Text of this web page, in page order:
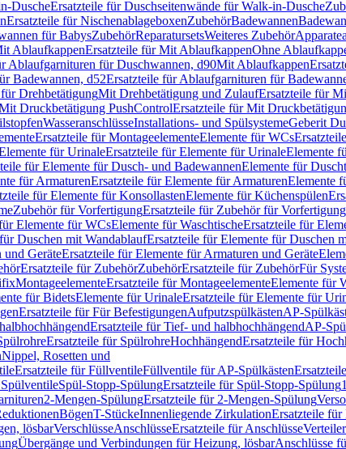
DuscheErsatzteile für Duschseitenwände für Walk-in-Dusche
Ersatzteile für NischenablageboxenZubehörBadewannen
für BabysZubehörReparatursetsWeiteres Zubehör
AblaufkappenErsatzteile für Mit AblaufkappenOhne
Ablaufgarnituren für Duschwannen, d90Mit Ablaufkappen
Badewannen, d52Ersatzteile für Ablaufgarnituren für
DrehbetätigungMit Drehbetätigung und ZulaufErsatzteile für
Druckbetätigung PushControlErsatzteile für Mit
WasseranschlüsseInstallations- und SpülsystemeGeberit
Ersatzteile für MontageelementeElemente für WCs
für UrinaleErsatzteile für Elemente für UrinaleElemente
für Elemente für Dusch- und BadewannenElemente für
für ArmaturenErsatzteile für Elemente für ArmaturenElemente
für Elemente für KonsollastenElemente für Küchenspülen
Zubehör für VorfertigungErsatzteile für Zubehör für Vorfertigung
Elemente für WCsElemente für WaschtischeErsatzteile für
Duschen mit WandablaufErsatzteile für Elemente für Duschen
und GeräteErsatzteile für Elemente für Armaturen und Geräte
Ersatzteile für ZubehörZubehörErsatzteile für ZubehörFür
MontageelementeErsatzteile für MontageelementeElemente für
für BidetsElemente für UrinaleErsatzteile für Elemente für
Ersatzteile für Für BefestigungenAufputzspülkästenAP-
Ersatzteile für Tief- und halbhochhängendAP-
Ersatzteile für SpülrohreHochhängendErsatzteile für
Nippel, Rosetten und
Ersatzteile für FüllventileFüllventile für AP-Spülkästen
Spül-Stopp-SpülungErsatzteile für Spül-Stopp-Spülung
2-Mengen-SpülungErsatzteile für 2-Mengen-Spülung
BögenT-StückeInnenliegende ZirkulationErsatzteile für
lösbarVerschlüsseAnschlüsseErsatzteile für Anschlüsse
Übergänge und Verbindungen für Heizung, lösbarAnschlüsse